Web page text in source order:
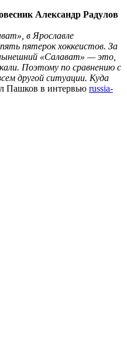
Александр Радулов
в Ярославле
пятерок хоккеистов. За
«Салават» — это,
Поэтому по сравнению с
другой ситуации. Куда
Пашков в интервью russia-